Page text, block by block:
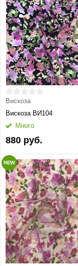
Вискоза
Вискоза ВИ104
Много
880 руб.
NEW